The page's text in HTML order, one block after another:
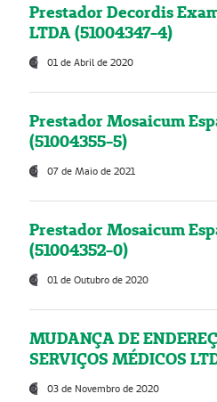
Prestador Decordis
LTDA (51004347-4)
01 de Abril de 2020
Prestador Mosaicum
(51004355-5)
07 de Maio de 2021
Prestador Mosaicum
(51004352-0)
01 de Outubro de 2020
MUDANÇA DE
SERVIÇOS MÉDICOS
03 de Novembro de 2020